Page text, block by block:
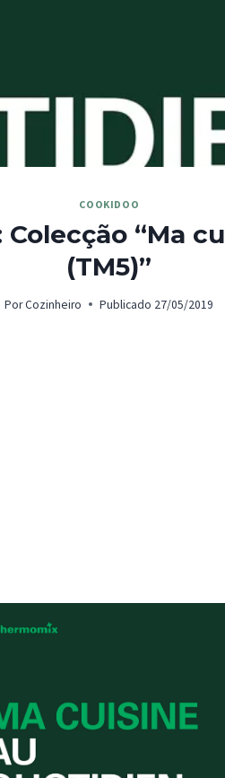
COOKIDOO
Colecção “Ma
(TM5)”
PorCozinheiro Publicado 27/05/2019